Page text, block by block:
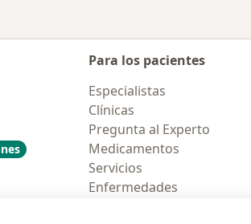
Para los pacientes
Especialistas
Clínicas
Pregunta al Experto
Medicamentos
Servicios
Enfermedades